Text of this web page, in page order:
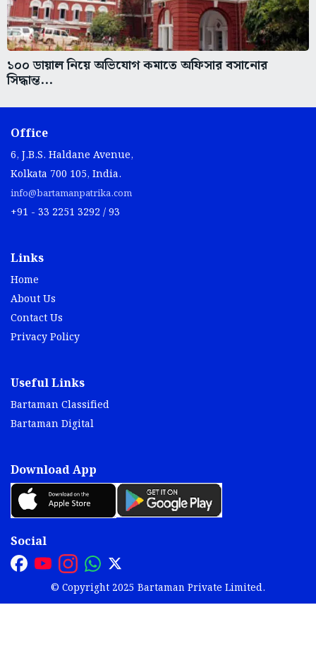
১০০ ডায়াল নিয়ে অভিযোগ কমাতে অফিসার বসানোর
সিদ্ধান্ত...
Office
6, J.B.S. Haldane Avenue,
Kolkata 700 105, India.
info@bartamanpatrika.com
+91 - 33 2251 3292 / 93
Links
Home
About Us
Contact Us
Privacy Policy
Useful Links
Bartaman Classified
Bartaman Digital
Download App
Social
© Copyright 2025 Bartaman Private Limited.